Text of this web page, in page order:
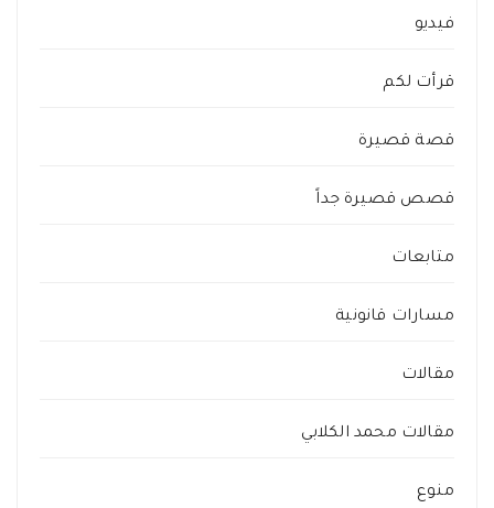
فيديو
قرأت لكم
قصة قصيرة
قصص قصيرة جداً
متابعات
مسارات قانونية
مقالات
مقالات محمد الكلابي
منوع